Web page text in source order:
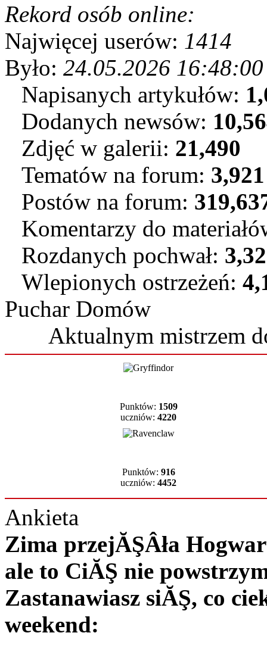
Rekord osób online:
Najwięcej userów: 1414
Było: 24.05.2026 16:48:00
Napisanych artykułów:
Dodanych newsów:
Zdjęć w galerii: 21,490
Tematów na forum: 3,921
Postów na forum:
Komentarzy do
Rozdanych pochwał:
Wlepionych ostrzeżeń:
Puchar Domów
Aktualnym mistrzem
Punktów: 1509
uczniów: 4220
Punktów: 916
uczniów: 4452
Ankieta
Zima przejĂŞÂła
ale to CiĂŞ nie
Zastanawiasz siĂŞ, co
weekend: